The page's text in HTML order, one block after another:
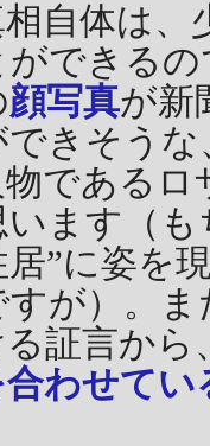
自体は、
できる
顔写真が新
できそう
である
ます（
居”に姿を
が）。
証言か
合わせてい